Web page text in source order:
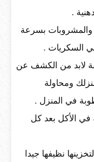
.
والمشروبات بسرعة
السكريات .
لابد من الكشف عن
ومحاولة
في المنزل .
في الأكل بعد كل
نظيفها جيدا